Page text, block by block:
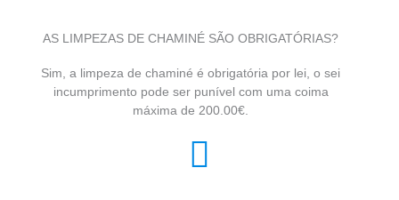
AS LIMPEZAS DE CHAMINÉ SÃO OBRIGATÓRIAS?
Sim, a limpeza de chaminé é obrigatória por lei, o sei
incumprimento pode ser punível com uma coima
máxima de 200.00€.